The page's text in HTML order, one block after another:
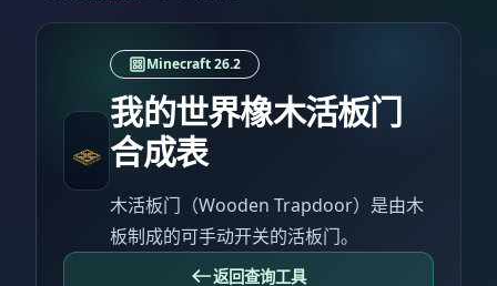
Minecraft 26.2
我的世界橡木活板门
合成表
木活板门（Wooden Trapdoor）是由木
板制成的可手动开关的活板门。
返回查询工具